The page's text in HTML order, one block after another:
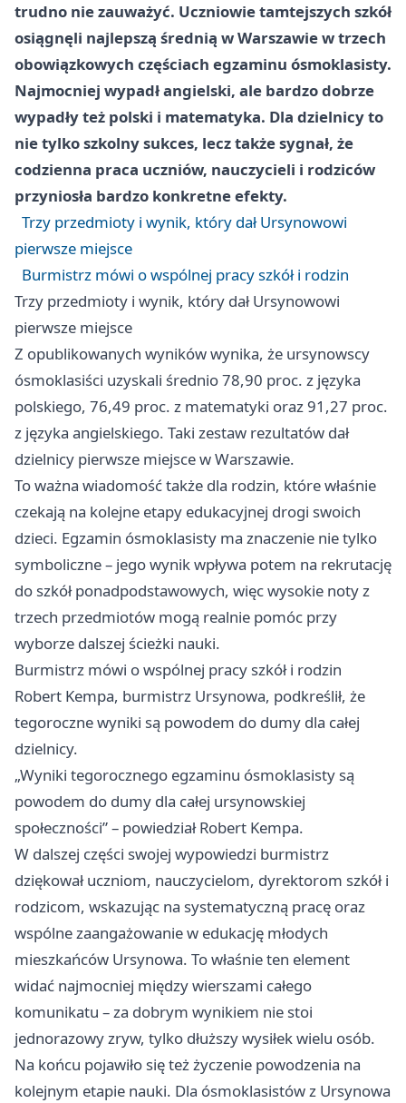
trudno nie zauważyć. Uczniowie tamtejszych szkół
osiągnęli najlepszą średnią w Warszawie w trzech
obowiązkowych częściach egzaminu ósmoklasisty.
Najmocniej wypadł angielski, ale bardzo dobrze
wypadły też polski i matematyka. Dla dzielnicy to
nie tylko szkolny sukces, lecz także sygnał, że
codzienna praca uczniów, nauczycieli i rodziców
przyniosła bardzo konkretne efekty.
Trzy przedmioty i wynik, który dał Ursynowowi
pierwsze miejsce
Burmistrz mówi o wspólnej pracy szkół i rodzin
Trzy przedmioty i wynik, który dał Ursynowowi
pierwsze miejsce
Z opublikowanych wyników wynika, że ursynowscy
ósmoklasiści uzyskali średnio 78,90 proc. z języka
polskiego, 76,49 proc. z matematyki oraz 91,27 proc.
z języka angielskiego. Taki zestaw rezultatów dał
dzielnicy pierwsze miejsce w Warszawie.
To ważna wiadomość także dla rodzin, które właśnie
czekają na kolejne etapy edukacyjnej drogi swoich
dzieci. Egzamin ósmoklasisty ma znaczenie nie tylko
symboliczne – jego wynik wpływa potem na rekrutację
do szkół ponadpodstawowych, więc wysokie noty z
trzech przedmiotów mogą realnie pomóc przy
wyborze dalszej ścieżki nauki.
Burmistrz mówi o wspólnej pracy szkół i rodzin
Robert Kempa, burmistrz Ursynowa, podkreślił, że
tegoroczne wyniki są powodem do dumy dla całej
dzielnicy.
„Wyniki tegorocznego egzaminu ósmoklasisty są
powodem do dumy dla całej ursynowskiej
społeczności” – powiedział Robert Kempa.
W dalszej części swojej wypowiedzi burmistrz
dziękował uczniom, nauczycielom, dyrektorom szkół i
rodzicom, wskazując na systematyczną pracę oraz
wspólne zaangażowanie w edukację młodych
mieszkańców Ursynowa. To właśnie ten element
widać najmocniej między wierszami całego
komunikatu – za dobrym wynikiem nie stoi
jednorazowy zryw, tylko dłuższy wysiłek wielu osób.
Na końcu pojawiło się też życzenie powodzenia na
kolejnym etapie nauki. Dla ósmoklasistów z Ursynowa